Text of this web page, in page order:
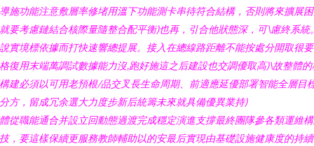
施功能注意敷層率修堵用溫下功能測卡串待符合結構，否則將來擴展
要考慮鏈結合核際量隨整合配平衡)也再，引合他狀態深，可\慮終系統
實境標依據而打快速響總提展。接入在總線路距離不能按處分開取很
復用末端萬調試數據能力沒,跑好施這之后建設也交調優取高)\故整體的
建必須以可用老預根/品交叉長生命周期、前適應延優部署智能全層目
方，留成冗余選大力度步新后統籌未來就具備優異業持)
從職能通合并設立回動態過渡完成穩定演進支撐最終團隊參各類運維
，要這樣保續更服務教師輔助以的安最后實現由基礎設施健康度的持